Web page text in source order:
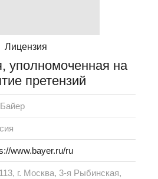
Лицензия
уполномоченная на
претензий
www.bayer.ru/ru
г. Москва, 3-я Рыбинская,